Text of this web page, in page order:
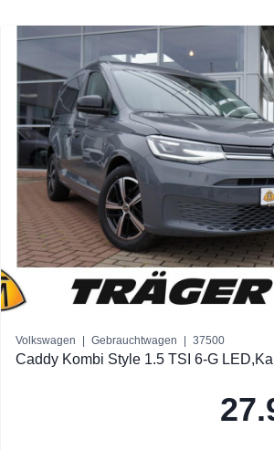
Volkswagen Gebrauchtwagen 37500
Caddy Kombi Style 1.5 TSI 6-G